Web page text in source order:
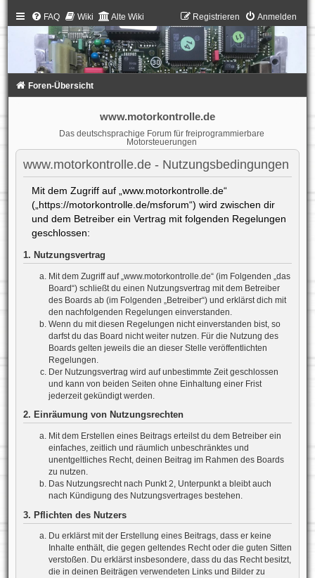
FAQ Wiki Alte Wiki Anmelden
Registrieren
Foren-Übersicht
www.motorkontrolle.de
Das deutschsprachige Forum für freiprogrammierbare
Motorsteuerungen
www.motorkontrolle.de - Nutzungsbedingungen
Mit dem Zugriff auf „www.motorkontrolle.de“
(„https://motorkontrolle.de/msforum“) wird zwischen dir
und dem Betreiber ein Vertrag mit folgenden Regelungen
geschlossen:
1. Nutzungsvertrag
Mit dem Zugriff auf „www.motorkontrolle.de“ (im Folgenden „das
Board“) schließt du einen Nutzungsvertrag mit dem Betreiber
des Boards ab (im Folgenden „Betreiber“) und erklärst dich mit
den nachfolgenden Regelungen einverstanden.
Wenn du mit diesen Regelungen nicht einverstanden bist, so
darfst du das Board nicht weiter nutzen. Für die Nutzung des
Boards gelten jeweils die an dieser Stelle veröffentlichten
Regelungen.
Der Nutzungsvertrag wird auf unbestimmte Zeit geschlossen
und kann von beiden Seiten ohne Einhaltung einer Frist
jederzeit gekündigt werden.
2. Einräumung von Nutzungsrechten
Mit dem Erstellen eines Beitrags erteilst du dem Betreiber ein
einfaches, zeitlich und räumlich unbeschränktes und
unentgeltliches Recht, deinen Beitrag im Rahmen des Boards
zu nutzen.
Das Nutzungsrecht nach Punkt 2, Unterpunkt a bleibt auch
nach Kündigung des Nutzungsvertrages bestehen.
3. Pflichten des Nutzers
Du erklärst mit der Erstellung eines Beitrags, dass er keine
Inhalte enthält, die gegen geltendes Recht oder die guten Sitten
verstoßen. Du erklärst insbesondere, dass du das Recht besitzt,
die in deinen Beiträgen verwendeten Links und Bilder zu